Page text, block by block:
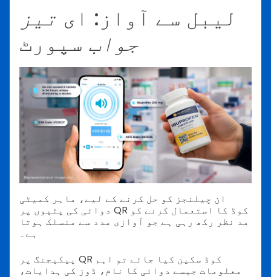
لیبل سے آواز: ای تیز
جواب سپورٹ
ان چیلنجز کو حل کرنے کے لیے، ماہر کمیٹی
دوائی کی پٹیوں پر QR کوڈ کا استعمال کرنے کو
مد نظر رکھ رہی ہے جو آوازی مدد سے منسلک ہوتا
ہے۔
پیکیجنگ پر QR کوڈ سکین کیا جائے تو اہم
معلومات جیسے دوائی کا نام، ڈوز کی ہدایات،